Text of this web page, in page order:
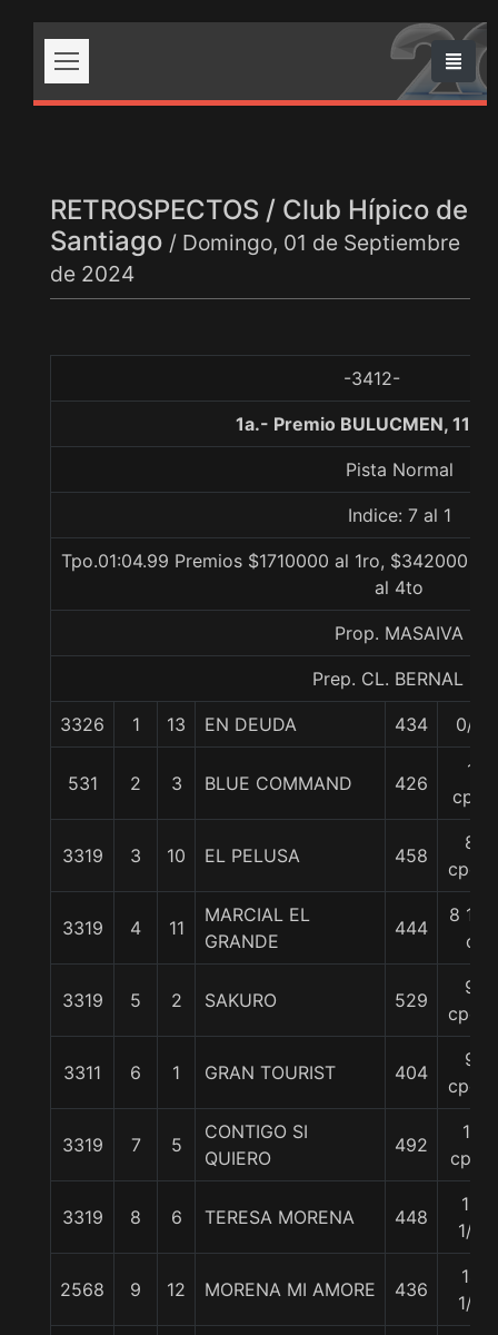
RETROSPECTOS / Club Hípico de
Santiago / Domingo, 01 de Septiembre
de 2024
-3412-
1a.- Premio BULUCMEN,
Pista Normal
Indice: 7 al 1
Tpo.01:04.99 Premios $1710000 al 1ro, $342000
al 4to
Prop. MASAIVA
Prep. CL. BERNAL G.
3326 1 13 EN DEUDA 434 0/0
531 2 3 BLUE COMMAND 426
1
cpo.
3319 3 10 EL PELUSA 458
8
cpos.
3319 4 11
MARCIAL EL
GRANDE
444
8 1/4
c
3319 5 2 SAKURO 529
9
cpos.
3311 6 1 GRAN TOURIST 404
9
cpos.
3319 7 5
CONTIGO SI
QUIERO
492
11
cpos
3319 8 6 TERESA MORENA 448
12
1/2
2568 9 12 MORENA MI AMORE 436
14
1/2